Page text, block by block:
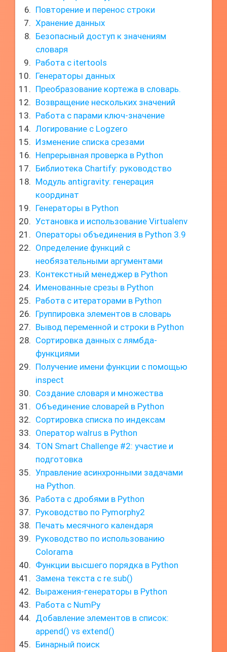
Повторение и перенос строки
Хранение данных
Безопасный доступ к значениям
словаря
Работа с itertools
Генераторы данных
Преобразование кортежа в словарь.
Возвращение нескольких значений
Работа с парами ключ-значение
Логирование с Logzero
Изменение списка срезами
Непрерывная проверка в Python
Библиотека Chartify: руководство
Модуль antigravity: генерация
координат
Генераторы в Python
Установка и использование Virtualenv
Операторы объединения в Python 3.9
Определение функций с
необязательными аргументами
Контекстный менеджер в Python
Именованные срезы в Python
Работа с итераторами в Python
Группировка элементов в словарь
Вывод переменной и строки в Python
Сортировка данных с лямбда-
функциями
Получение имени функции с помощью
inspect
Создание словаря и множества
Объединение словарей в Python
Сортировка списка по индексам
Оператор walrus в Python
TON Smart Challenge #2: участие и
подготовка
Управление асинхронными задачами
на Python.
Работа с дробями в Python
Руководство по Pymorphy2
Печать месячного календаря
Руководство по использованию
Colorama
Функции высшего порядка в Python
Замена текста с re.sub()
Выражения-генераторы в Python
Работа с NumPy
Добавление элементов в список:
append() vs extend()
Бинарный поиск